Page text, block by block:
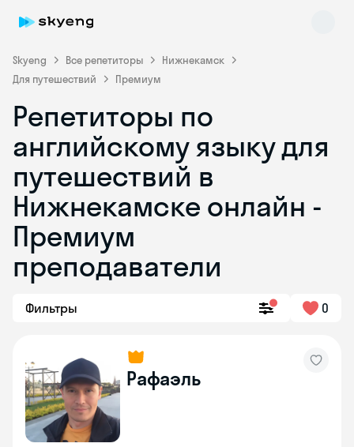
Skyeng Все репетиторы
Нижнекамск
Для путешествий
Премиум
Репетиторы по
английскому языку для
путешествий в
Нижнекамске онлайн -
Премиум
преподаватели
Фильтры 0
Рафаэль
Skyeng Chat